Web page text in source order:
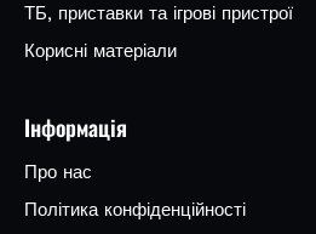
ТБ, приставки та ігрові пристрої
Корисні матеріали
Інформація
Про нас
Політика конфіденційності